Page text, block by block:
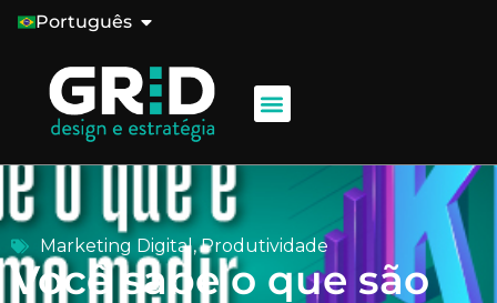
Português
Marketing Digital,Produtividade
Você sabe o que são